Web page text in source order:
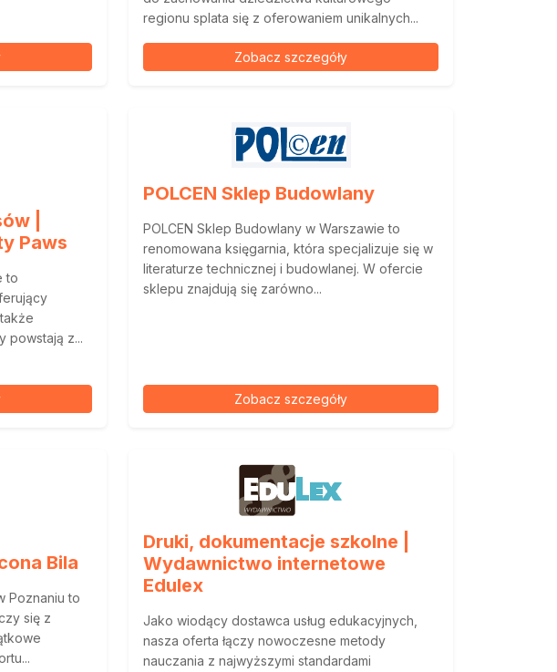
regionu splata się z oferowaniem unikalnych...
Zobacz szczegóły
|
Paws
to
powstają z...
POLCEN Sklep Budowlany
POLCEN Sklep Budowlany w Warszawie to
renomowana księgarnia, która specjalizuje się w
literaturze technicznej i budowlanej. W ofercie
sklepu znajdują się zarówno...
Zobacz szczegóły
Bila
Poznaniu to
się z
Druki, dokumentacje szkolne |
Wydawnictwo internetowe
Edulex
Jako wiodący dostawca usług edukacyjnych,
nasza oferta łączy nowoczesne metody
nauczania z najwyższymi standardami